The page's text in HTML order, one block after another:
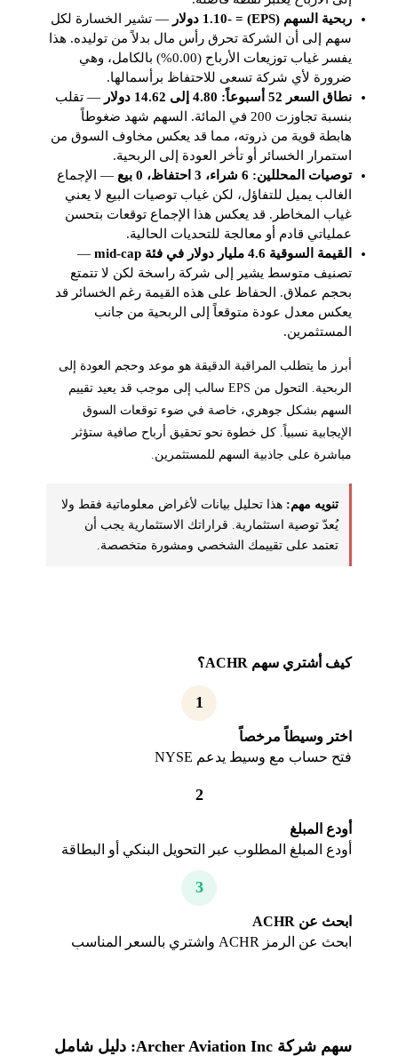
ربحية السهم (EPS) = -1.10 دولار
— تشير الخسارة لكل
سهم إلى أن الشركة تحرق رأس مال بدلاً من توليده. هذا
يفسر غياب توزيعات الأرباح (0.00%) بالكامل، وهي
ضرورة لأي شركة تسعى للاحتفاظ برأسمالها.
نطاق السعر 52 أسبوعاً: 4.80 إلى 14.62 دولار
— تقلب
بنسبة تجاوزت 200 في المائة. السهم شهد ضغوطاً
هابطة قوية من ذروته، مما قد يعكس مخاوف السوق من
استمرار الخسائر أو تأخر العودة إلى الربحية.
توصيات المحللين: 6 شراء، 3 احتفاظ، 0 بيع
— الإجماع
الغالب يميل للتفاؤل، لكن غياب توصيات البيع لا يعني
غياب المخاطر. قد يعكس هذا الإجماع توقعات بتحسن
عملياتي قادم أو معالجة للتحديات الحالية.
القيمة السوقية 4.6 مليار دولار في فئة mid-cap
—
تصنيف متوسط يشير إلى شركة راسخة لكن لا تتمتع
بحجم عملاق. الحفاظ على هذه القيمة رغم الخسائر قد
يعكس معدل عودة متوقعاً إلى الربحية من جانب
المستثمرين.
أبرز ما يتطلب المراقبة الدقيقة هو موعد وحجم العودة إلى
الربحية. التحول من EPS سالب إلى موجب قد يعيد تقييم
السهم بشكل جوهري، خاصة في ضوء توقعات السوق
الإيجابية نسبياً. كل خطوة نحو تحقيق أرباح صافية ستؤثر
مباشرة على جاذبية السهم للمستثمرين.
تنويه مهم:هذا تحليل بيانات لأغراض معلوماتية فقط ولا
يُعدّ توصية استثمارية. قراراتك الاستثمارية يجب أن
تعتمد على تقييمك الشخصي ومشورة متخصصة.
كيف أشتري سهم ACHR؟
1
اختر وسيطاً مرخصاً
فتح حساب مع وسيط يدعم NYSE
2
أودع المبلغ
أودع المبلغ المطلوب عبر التحويل البنكي أو البطاقة
3
ابحث عن ACHR
ابحث عن الرمز ACHR واشتري بالسعر المناسب
سهم شركة Archer Aviation Inc: دليل شامل